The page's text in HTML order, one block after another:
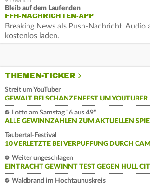
Bleib auf dem Laufenden
FFH-NACHRICHTEN-APP
Breaking News als Push-Nachricht, Audio
kostenlos laden.
THEMEN-TICKER
Streit um YouTuber
GEWALT BEI SCHANZENFEST UM YOUTUBER
Lotto am Samstag "6 aus 49"
ALLE GEWINNZAHLEN ZUM AKTUELLEN
Taubertal-Festival
10 VERLETZTE BEI VERPUFFUNG DURCH
Weiter ungeschlagen
EINTRACHT GEWINNT TEST GEGEN HULL
Waldbrand im Hochtaunuskreis